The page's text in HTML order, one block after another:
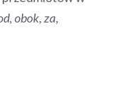
obok, za,